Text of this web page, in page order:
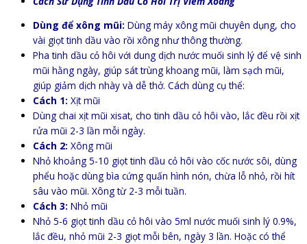
Dùng để xông mũi: Dùng máy xông mũi chuyên dụng, cho
vài giọt tinh dầu vào rồi xông như thông thường.
Pha tinh dầu cỏ hôi với dung dịch nước muối sinh lý để vệ sinh
mũi hằng ngày, giúp sát trùng khoang mũi, làm sạch mũi,
giúp giảm dịch nhày và dễ thở. Cách dùng cụ thể:
Cách 1: Xịt mũi
Dùng chai xịt mũi xisat, cho tinh dầu cỏ hôi vào, lắc đều rồi xịt
rửa mũi 2-3 lần mỗi ngày.
Cách 2: Xông mũi
Nhỏ khoảng 5-10 giọt tinh dầu cỏ hôi vào cốc nước sôi, dùng
phểu hoặc dùng bìa cứng quấn hình nón, chừa lỗ nhỏ, rồi hít
sâu vào mũi. Xông từ 2-3 mỗi tuần.
Cách 3: Nhỏ mũi
Nhỏ 5-6 giọt tinh dầu cỏ hôi vào 5ml nước muối sinh lý 0.9%,
lắc đều, nhỏ mũi 2-3 giọt mỗi bên, ngày 3 lần. Hoặc có thể